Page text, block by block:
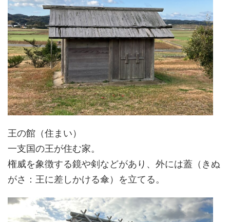
王の館（住まい）
一支国の王が住む家。
権威を象徴する鏡や剣などがあり、外には蓋（きぬ
がさ：王に差しかける傘）を立てる。